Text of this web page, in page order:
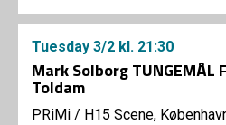
Tuesday 3/2 kl. 21:30
Mark Solborg TUNGEMÅL
Toldam
PRiMi / H15 Scene,